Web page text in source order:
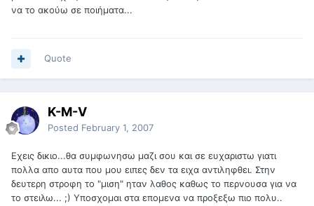
να το ακούω σε ποιήματα...
Quote
K-M-V
Posted February 1, 2007
Εχεις δικιο...θα συμφωνησω μαζι σου και σε ευχαριστω γιατι
πολλα απο αυτα που μου ειπες δεν τα ειχα αντιληφθει. Στην
δευτερη στροφη το "μιση" ηταν λαθος καθως το περνουσα για να
το στειλω... ;) Υποσχομαι στα επομενα να προξεξω πιο πολυ..